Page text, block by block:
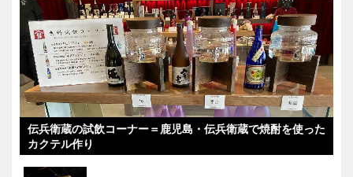
伝兵衛蔵の試飲コーナー＝鹿児島・伝兵衛蔵で焼酎を使った
カクテル作り